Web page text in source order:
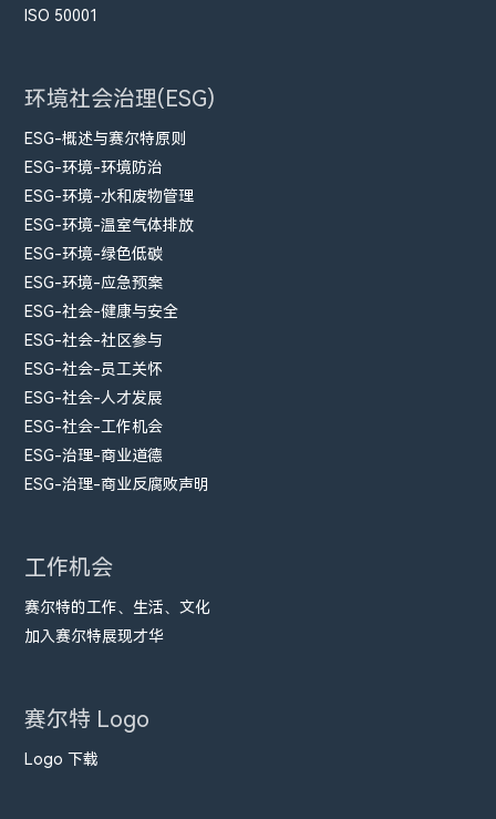
ISO 50001
环境社会治理(ESG)
ESG-概述与赛尔特原则
ESG-环境-环境防治
ESG-环境-水和废物管理
ESG-环境-温室气体排放
ESG-环境-绿色低碳
ESG-环境-应急预案
ESG-社会-健康与安全
ESG-社会-社区参与
ESG-社会-员工关怀
ESG-社会-人才发展
ESG-社会-工作机会
ESG-治理-商业道德
ESG-治理-商业反腐败声明
工作机会
赛尔特的工作、生活、文化
加入赛尔特展现才华
赛尔特 Logo
Logo 下载